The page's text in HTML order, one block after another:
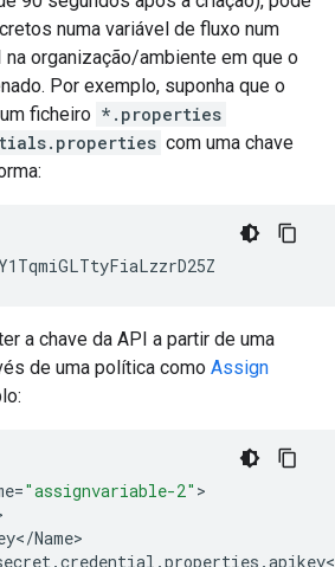
numa variável de fluxo num
organização/ambiente em que o
Por exemplo, suponha que o
ficheiro *.properties
com uma chave
a chave da API a partir de uma
de uma política como Assign
="assignvariable-2"
</Name
.credential .properties .apikey<